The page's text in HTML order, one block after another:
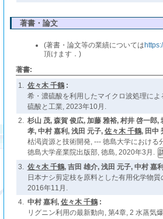
著書・論文
(著書・論文等の業績については
頂けます．)
著書:
1. 佐々木 千鶴:
希・濃硫酸を利用したマイクロ波処理に
硫酸と工業, 2023年10月.
2. 杉山 茂, 森賀 俊広, 加藤 雅裕, 村井 啓一郎
孝, 中村 嘉利, 浅田 元子, 佐々木 千鶴, 田中
枯渇資源と技術開発, --- 徳島大学における
徳島大学産業院出版部, 徳島, 2020年3月.
3. 佐々木 千鶴, 吉田 雄介, 浅田 元子, 中村 嘉
日本ナシ剪定枝を原料とした有用化学物質
2016年11月.
4. 中村 嘉利, 佐々木 千鶴:
リグニン利用の最新動向, 第4章, 2 水蒸気